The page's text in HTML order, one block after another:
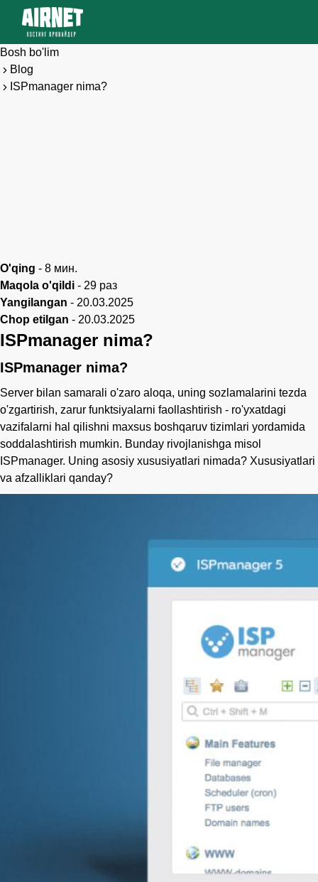
Bosh bo'lim
Blog
ISPmanager nima?
O'qing - 8 мин.
Maqola o'qildi - 29 раз
Yangilangan - 20.03.2025
Chop etilgan - 20.03.2025
ISPmanager nima?
ISPmanager nima?
Server bilan samarali o'zaro aloqa, uning sozlamalarini tezda
o'zgartirish, zarur funktsiyalarni faollashtirish - ro'yxatdagi
vazifalarni hal qilishni maxsus boshqaruv tizimlari yordamida
soddalashtirish mumkin. Bunday rivojlanishga misol
ISPmanager. Uning asosiy xususiyatlari nimada? Xususiyatlari
va afzalliklari qanday?